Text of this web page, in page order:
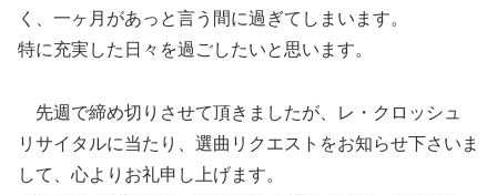
く、一ヶ月があっと言う間に過ぎてしまいます。
特に充実した日々を過ごしたいと思います。
先週で締め切りさせて頂きましたが、レ・クロッシュ
リサイタルに当たり、選曲リクエストをお知らせ下さいま
して、心よりお礼申し上げます。